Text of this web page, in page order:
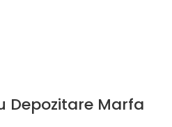
Depozitare Marfa